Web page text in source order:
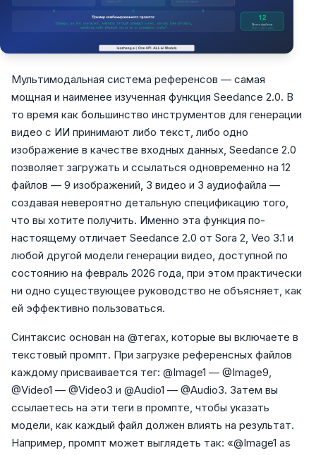
Мультимодальная система референсов — самая
мощная и наименее изученная функция Seedance 2.0. В
то время как большинство инструментов для генерации
видео с ИИ принимают либо текст, либо одно
изображение в качестве входных данных, Seedance 2.0
позволяет загружать и ссылаться одновременно на 12
файлов — 9 изображений, 3 видео и 3 аудиофайла —
создавая невероятно детальную спецификацию того,
что вы хотите получить. Именно эта функция по-
настоящему отличает Seedance 2.0 от Sora 2, Veo 3.1 и
любой другой модели генерации видео, доступной по
состоянию на февраль 2026 года, при этом практически
ни одно существующее руководство не объясняет, как
ей эффективно пользоваться.
Синтаксис основан на @тегах, которые вы включаете в
текстовый промпт. При загрузке референсных файлов
каждому присваивается тег: @Image1 — @Image9,
@Video1 — @Video3 и @Audio1 — @Audio3. Затем вы
ссылаетесь на эти теги в промпте, чтобы указать
модели, как каждый файл должен влиять на результат.
Например, промпт может выглядеть так: «@Image1 as